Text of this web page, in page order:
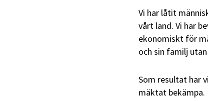
Vi har låtit
vårt land. Vi har
ekonomiskt för
och sin familj
Som resultat har
mäktat bekämpa.